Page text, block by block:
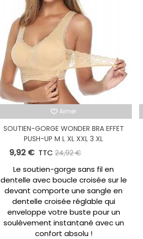
Aimer
SOUTIEN-GORGE WONDER BRA EFFET
PUSH-UP M L XL XXL 3 XL
9,92 € TTC 24,92 €
Le soutien-gorge sans fil en
dentelle avec boucle croisée sur le
devant comporte une sangle en
dentelle croisée réglable qui
enveloppe votre buste pour un
soulèvement instantané avec un
confort absolu !